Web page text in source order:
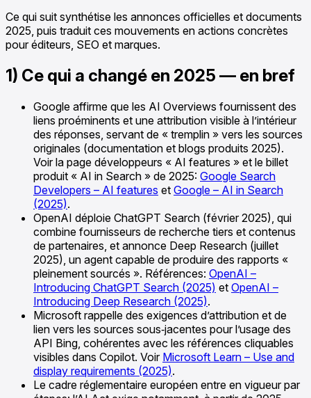
Ce qui suit synthétise les annonces officielles et documents
2025, puis traduit ces mouvements en actions concrètes
pour éditeurs, SEO et marques.
1) Ce qui a changé en 2025 — en bref
Google affirme que les AI Overviews fournissent des
liens proéminents et une attribution visible à l’intérieur
des réponses, servant de « tremplin » vers les sources
originales (documentation et blogs produits 2025).
Voir la page développeurs « AI features » et le billet
produit « AI in Search » de 2025: Google Search
Developers – AI features et Google – AI in Search
(2025).
OpenAI déploie ChatGPT Search (février 2025), qui
combine fournisseurs de recherche tiers et contenus
de partenaires, et annonce Deep Research (juillet
2025), un agent capable de produire des rapports «
pleinement sourcés ». Références: OpenAI –
Introducing ChatGPT Search (2025) et OpenAI –
Introducing Deep Research (2025).
Microsoft rappelle des exigences d’attribution et de
lien vers les sources sous‑jacentes pour l’usage des
API Bing, cohérentes avec les références cliquables
visibles dans Copilot. Voir Microsoft Learn – Use and
display requirements (2025).
Le cadre réglementaire européen entre en vigueur par